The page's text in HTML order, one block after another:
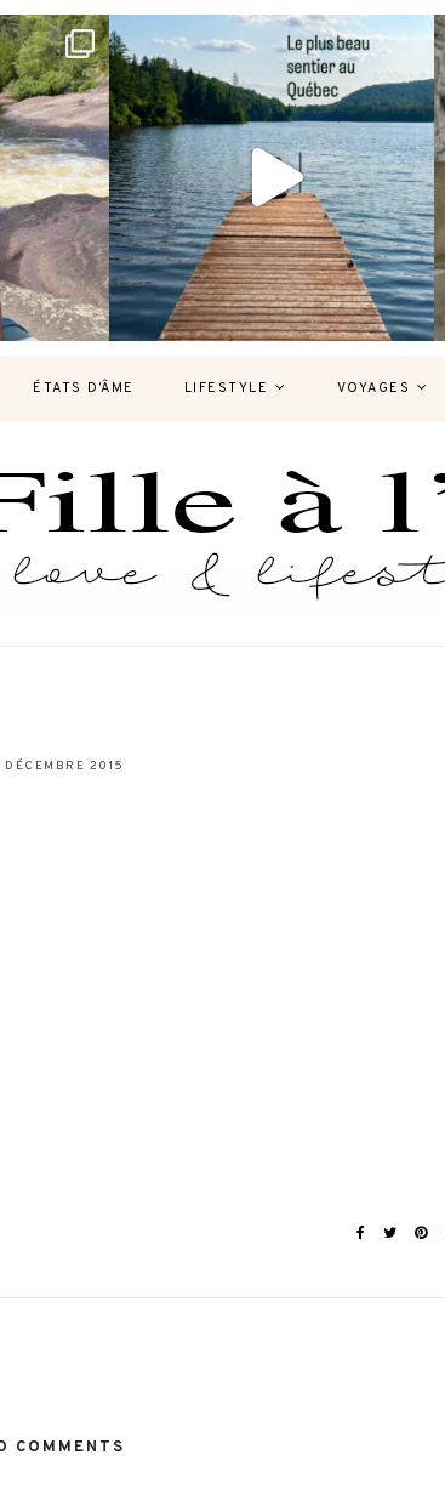
version
Et si je te disais qu’il existe un sentier où
127 37
ÉTATS D’ÂME LIFESTYLE VOYAGES
DÉCEMBRE 2015
COMMENTS